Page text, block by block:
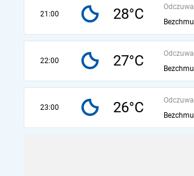
21:00 28°C
22:00 27°C
23:00 26°C